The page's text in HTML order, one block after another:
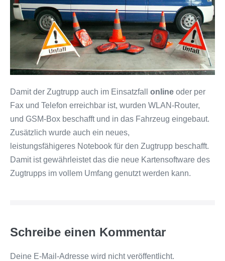
Damit der Zugtrupp auch im Einsatzfall online oder per
Fax und Telefon erreichbar ist, wurden WLAN-Router,
und GSM-Box beschafft und in das Fahrzeug eingebaut.
Zusätzlich wurde auch ein neues,
leistungsfähigeres Notebook für den Zugtrupp beschafft.
Damit ist gewährleistet das die neue Kartensoftware des
Zugtrupps im vollem Umfang genutzt werden kann.
Schreibe einen Kommentar
Deine E-Mail-Adresse wird nicht veröffentlicht.